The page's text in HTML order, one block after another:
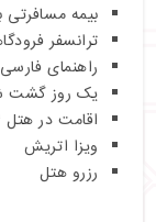
بیمه
ترانسفر
راهنمای
یک روز گشت
اقامت در هتل ۴ ستاره با صبحانه
ویزا اتریش
رزرو هتل